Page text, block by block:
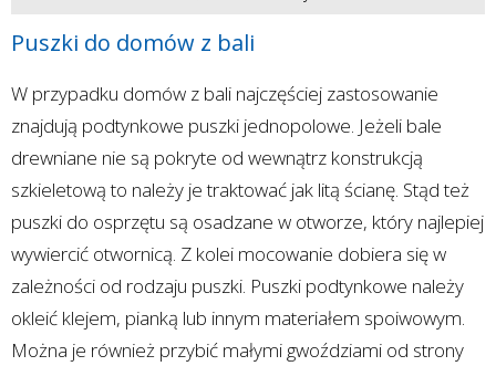
Puszki do domów z bali
W przypadku domów z bali najczęściej zastosowanie
znajdują podtynkowe puszki jednopolowe. Jeżeli bale
drewniane nie są pokryte od wewnątrz konstrukcją
szkieletową to należy je traktować jak litą ścianę. Stąd też
puszki do osprzętu są osadzane w otworze, który najlepiej
wywiercić otwornicą. Z kolei mocowanie dobiera się w
zależności od rodzaju puszki. Puszki podtynkowe należy
okleić klejem, pianką lub innym materiałem spoiwowym.
Można je również przybić małymi gwoździami od strony